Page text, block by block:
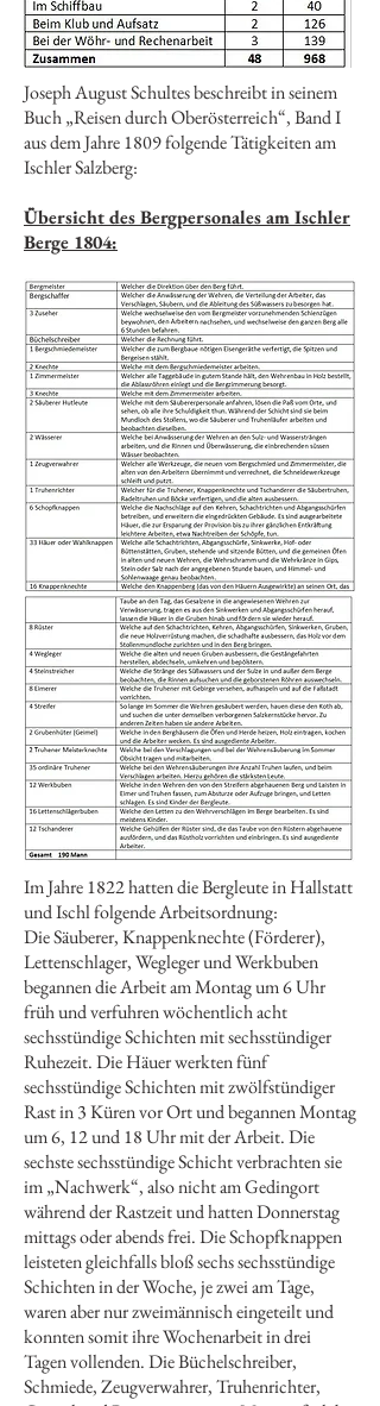
Joseph August Schultes beschreibt in seinem
Buch „Reisen durch Oberösterreich“, Band I
aus dem Jahre 1809 folgende Tätigkeiten am
Ischler Salzberg:
Übersicht des Bergpersonales am Ischler
Berge 1804:
Im Jahre 1822 hatten die Bergleute in Hallstatt
und Ischl folgende Arbeitsordnung:
Die Säuberer, Knappenknechte (Förderer),
Lettenschlager, Wegleger und Werkbuben
begannen die Arbeit am Montag um 6 Uhr
früh und verfuhren wöchentlich acht
sechsstündige Schichten mit sechsstündiger
Ruhezeit. Die Häuer werkten fünf
sechsstündige Schichten mit zwölfstündiger
Rast in 3 Küren vor Ort und begannen Montag
um 6, 12 und 18 Uhr mit der Arbeit. Die
sechste sechsstündige Schicht verbrachten sie
im „Nachwerk“, also nicht am Gedingort
während der Rastzeit und hatten Donnerstag
mittags oder abends frei. Die Schopfknappen
leisteten gleichfalls bloß sechs sechsstündige
Schichten in der Woche, je zwei am Tage,
waren aber nur zweimännisch eingeteilt und
konnten somit ihre Wochenarbeit in drei
Tagen vollenden. Die Büchelschreiber,
Schmiede, Zeugverwahrer, Truhenrichter,